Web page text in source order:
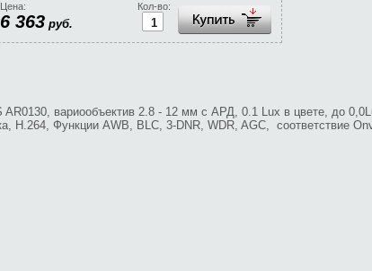
Кол-во:
Цена:
6 363 руб.
AR0130, вариообъектив 2.8 - 12 мм с АРД, 0.1 Lux в цвете, до
H.264, Функции AWB, BLC, 3-DNR, WDR, AGC, соответствие